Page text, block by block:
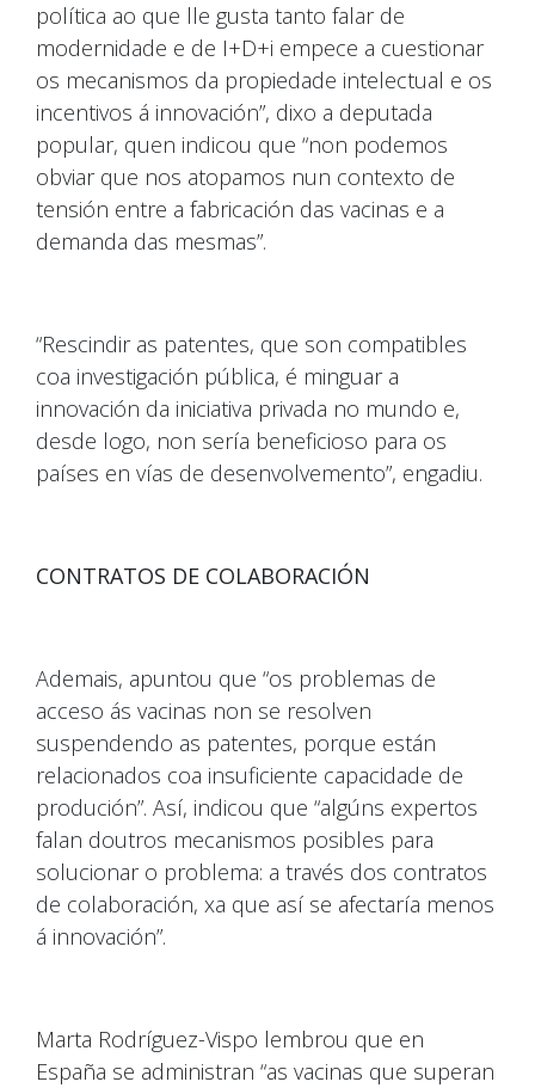
política ao que lle gusta tanto falar de
modernidade e de I+D+i empece a cuestionar
os mecanismos da propiedade intelectual e os
incentivos á innovación”, dixo a deputada
popular, quen indicou que “non podemos
obviar que nos atopamos nun contexto de
tensión entre a fabricación das vacinas e a
demanda das mesmas”.
“Rescindir as patentes, que son compatibles
coa investigación pública, é minguar a
innovación da iniciativa privada no mundo e,
desde logo, non sería beneficioso para os
países en vías de desenvolvemento”, engadiu.
CONTRATOS DE COLABORACIÓN
Ademais, apuntou que “os problemas de
acceso ás vacinas non se resolven
suspendendo as patentes, porque están
relacionados coa insuficiente capacidade de
produción”. Así, indicou que “algúns expertos
falan doutros mecanismos posibles para
solucionar o problema: a través dos contratos
de colaboración, xa que así se afectaría menos
á innovación”.
Marta Rodríguez-Vispo lembrou que en
España se administran “as vacinas que superan